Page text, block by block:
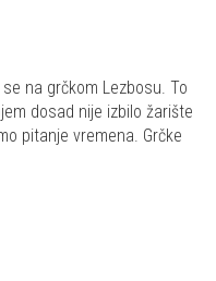
na grčkom Lezbosu. To
dosad nije izbilo žarište
pitanje vremena. Grčke